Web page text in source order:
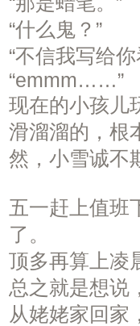
“什么鬼？”
“不信我写给
“emmm……”
现在的小孩儿
滑溜溜的，根
然，小雪诚不
五一赶上值班
了。
顶多再算上凌
总之就是想说
从姥姥家回家